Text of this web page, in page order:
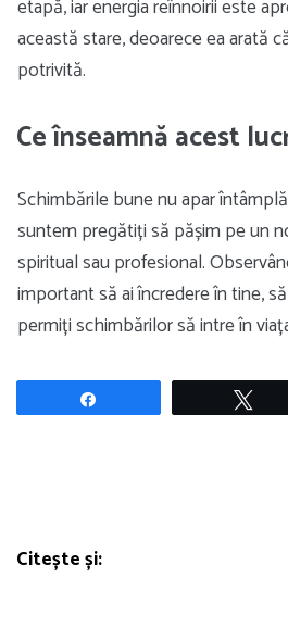
etapă, iar energia reînnoirii este
această stare, deoarece ea arată
potrivită.
Ce înseamnă acest
Schimbările bune nu apar
suntem pregătiți să pășim pe un
spiritual sau profesional.
important să ai încredere în tine,
permiți schimbărilor să intre în
Citește și: